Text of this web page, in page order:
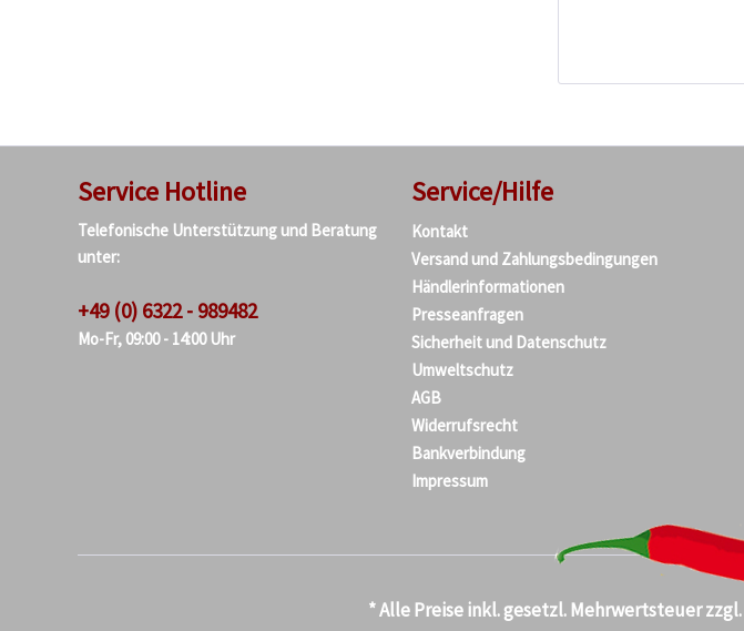
Service Hotline
Telefonische Unterstützung und Beratung
unter:
+49 (0) 6322 - 989482
Mo-Fr, 09:00 - 14:00 Uhr
Service/Hilfe
Kontakt
Versand und Zahlungsbedingungen
Händlerinformationen
Presseanfragen
Sicherheit und Datenschutz
Umweltschutz
AGB
Widerrufsrecht
Bankverbindung
Impressum
* Alle Preise inkl. gesetzl. Mehrwertsteuer zzgl.